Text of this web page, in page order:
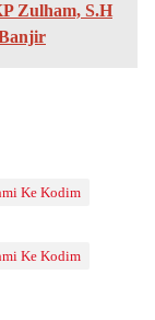
Zulham, S.H
Ke Kodim
Ke Kodim